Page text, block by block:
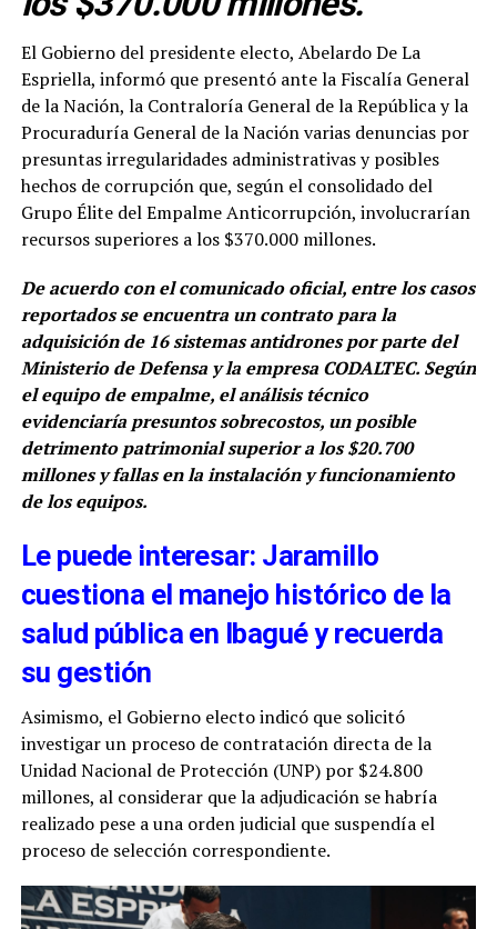
El Gobierno del presidente electo, Abelardo De La
Espriella, informó que presentó ante la Fiscalía General
de la Nación, la Contraloría General de la República y la
Procuraduría General de la Nación varias denuncias por
presuntas irregularidades administrativas y posibles
hechos de corrupción que, según el consolidado del
Grupo Élite del Empalme Anticorrupción, involucrarían
recursos superiores a los $370.000 millones.
De acuerdo con el comunicado oficial, entre los casos
reportados se encuentra un contrato para la
adquisición de 16 sistemas antidrones por parte del
Ministerio de Defensa y la empresa CODALTEC. Según
el equipo de empalme, el análisis técnico
evidenciaría presuntos sobrecostos, un posible
detrimento patrimonial superior a los $20.700
millones y fallas en la instalación y funcionamiento
de los equipos.
Le puede interesar: Jaramillo
cuestiona el manejo histórico de la
salud pública en Ibagué y recuerda
su gestión
Asimismo, el Gobierno electo indicó que solicitó
investigar un proceso de contratación directa de la
Unidad Nacional de Protección (UNP) por $24.800
millones, al considerar que la adjudicación se habría
realizado pese a una orden judicial que suspendía el
proceso de selección correspondiente.